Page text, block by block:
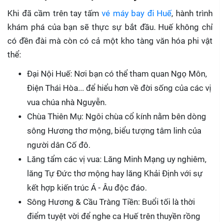
Khi đã cầm trên tay tấm vé máy bay đi Huế, hành trình
khám phá của bạn sẽ thực sự bắt đầu. Huế không chỉ
có đền đài mà còn có cả một kho tàng văn hóa phi vật
thể:
Đại Nội Huế: Nơi bạn có thể tham quan Ngọ Môn,
Điện Thái Hòa... để hiểu hơn về đời sống của các vị
vua chúa nhà Nguyễn.
Chùa Thiên Mụ: Ngôi chùa cổ kính nằm bên dòng
sông Hương thơ mộng, biểu tượng tâm linh của
người dân Cố đô.
Lăng tẩm các vị vua: Lăng Minh Mạng uy nghiêm,
lăng Tự Đức thơ mộng hay lăng Khải Định với sự
kết hợp kiến trúc Á - Âu độc đáo.
Sông Hương & Cầu Tràng Tiền: Buổi tối là thời
điểm tuyệt vời để nghe ca Huế trên thuyền rồng